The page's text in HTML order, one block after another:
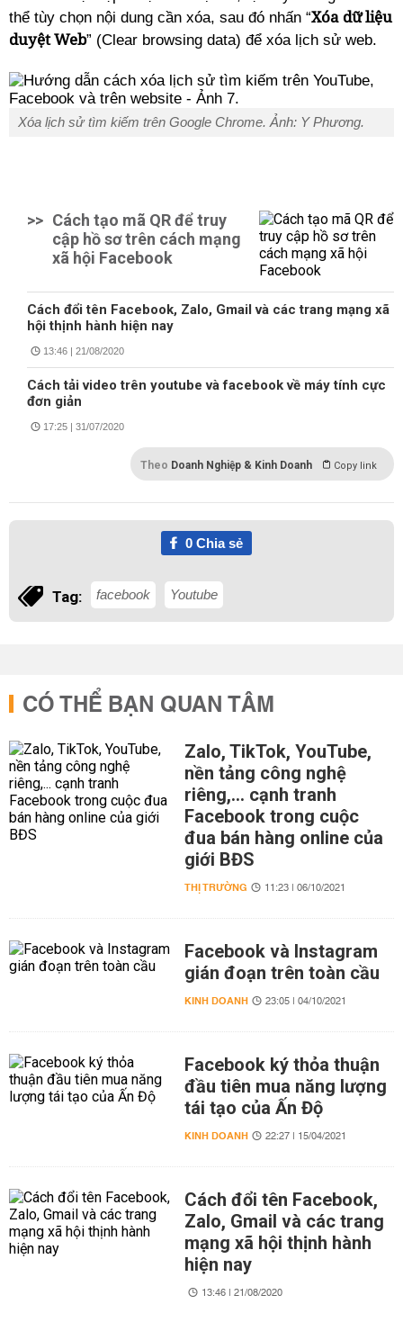
thể tùy chọn nội dung cần xóa, sau đó nhấn “Xóa dữ liệu
duyệt Web” (Clear browsing data) để xóa lịch sử web.
Xóa lịch sử tìm kiếm trên Google Chrome. Ảnh: Y Phương.
>> Cách tạo mã QR để truy
cập hồ sơ trên cách mạng
xã hội Facebook
Cách đổi tên Facebook, Zalo, Gmail và các trang mạng xã
hội thịnh hành hiện nay
13:46 | 21/08/2020
Cách tải video trên youtube và facebook về máy tính cực
đơn giản
17:25 | 31/07/2020
Theo Doanh Nghiệp & Kinh Doanh Copy link
0Chia sẻ
Tag: facebook Youtube
CÓ THỂ BẠN QUAN TÂM
Zalo, TikTok, YouTube,
nền tảng công nghệ
riêng,... cạnh tranh
Facebook trong cuộc
đua bán hàng online của
giới BĐS
THỊ TRƯỜNG 11:23 | 06/10/2021
Facebook và Instagram
gián đoạn trên toàn cầu
KINH DOANH 23:05 | 04/10/2021
Facebook ký thỏa thuận
đầu tiên mua năng lượng
tái tạo của Ấn Độ
KINH DOANH 22:27 | 15/04/2021
Cách đổi tên Facebook,
Zalo, Gmail và các trang
mạng xã hội thịnh hành
hiện nay
13:46 | 21/08/2020